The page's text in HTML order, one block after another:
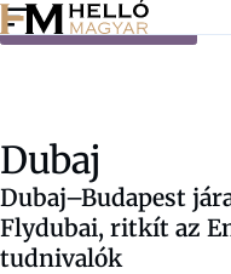
Ugrás a tartalomra
Dubaj
Dubaj–Budapest
Flydubai, ritkít az
tudnivalók